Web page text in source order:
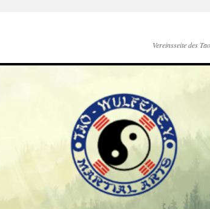
Vereinsseite des